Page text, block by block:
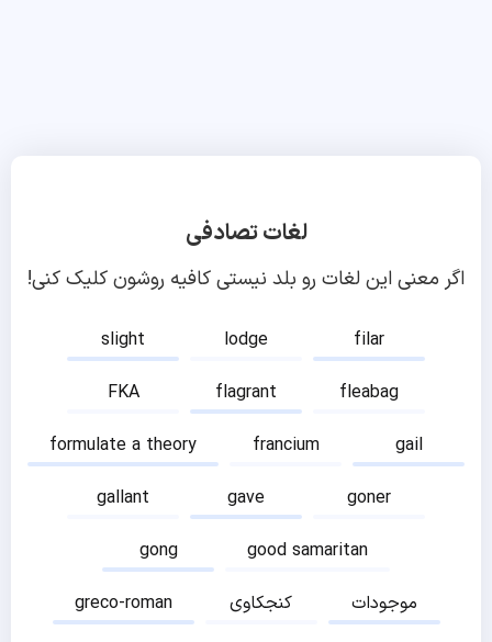
لغات تصادفی
اگر معنی این لغات رو بلد نیستی کافیه روشون کلیک کنی!
slight lodge
filar
FKA
flagrant
fleabag
formulate a theory
francium
gail
gallant
gave
goner
gong
good samaritan
greco-roman
کنجکاوی
موجودات